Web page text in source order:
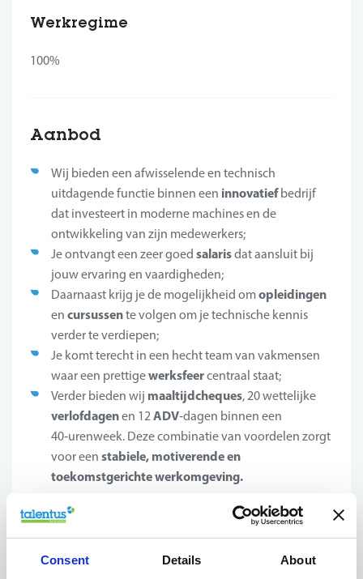
Consent Details About
Werkregime
100%
Aanbod
Wij bieden een afwisselende en technisch
uitdagende functie binnen een innovatiefbedrijf
dat investeert in moderne machines en de
ontwikkeling van zijn medewerkers;
Je ontvangt een zeer goed salarisdat aansluit bij
jouw ervaring en vaardigheden;
Daarnaast krijg je de mogelijkheid omopleidingen
en cursussente volgen om je technische kennis
verder te verdiepen;
Je komt terecht in een hecht team van vakmensen
waar een prettigewerksfeercentraal staat;
Verder bieden wij maaltijdcheques, 20 wettelijke
verlofdagenen 12ADV‑dagen binnen een
40‑urenweek. Deze combinatie van voordelen zorgt
voor een stabiele, motiverende en
toekomstgerichte werkomgeving.
Jouw profiel